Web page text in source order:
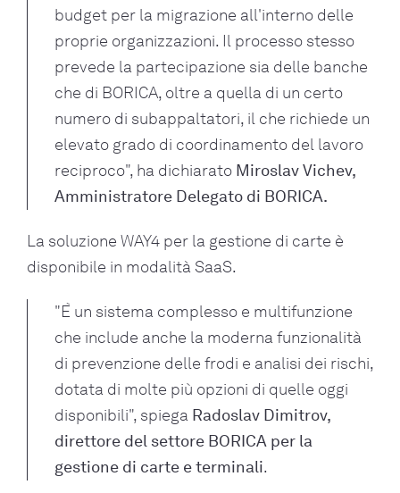
budget per la migrazione all'interno delle
proprie organizzazioni. Il processo stesso
prevede la partecipazione sia delle banche
che di BORICA, oltre a quella di un certo
numero di subappaltatori, il che richiede un
elevato grado di coordinamento del lavoro
reciproco", ha dichiarato Miroslav Vichev,
Amministratore Delegato di BORICA.
La soluzione WAY4 per la gestione di carte è
disponibile in modalità SaaS.
"È un sistema complesso e multifunzione
che include anche la moderna funzionalità
di prevenzione delle frodi e analisi dei rischi,
dotata di molte più opzioni di quelle oggi
disponibili", spiega Radoslav Dimitrov,
direttore del settore BORICA per la
gestione di carte e terminali.